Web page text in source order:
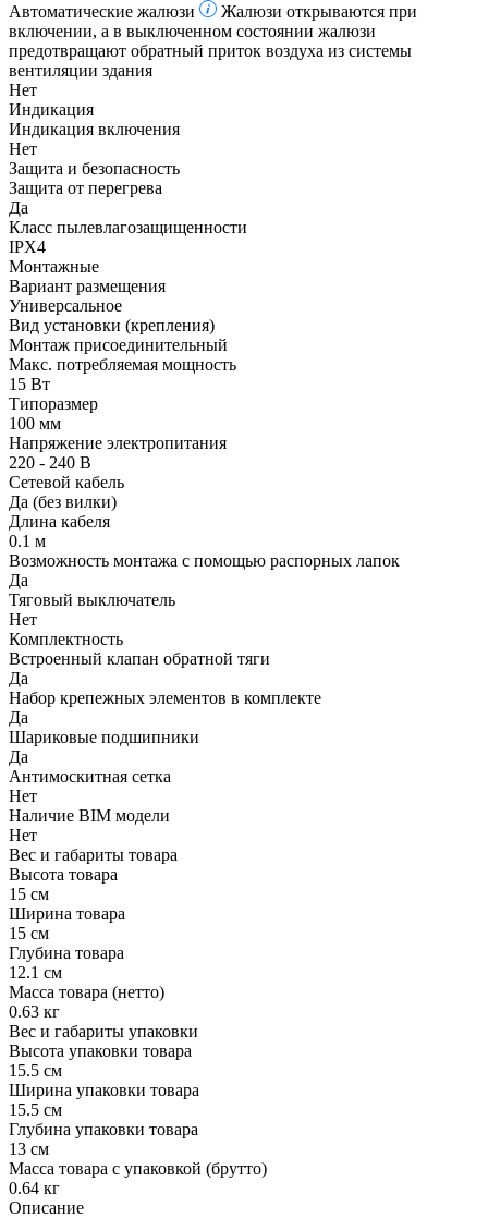
Автоматические жалюзи
Жалюзи открываются при
включении, а в выключенном состоянии жалюзи
предотвращают обратный приток воздуха из системы
вентиляции здания
Нет
Индикация
Индикация включения
Нет
Защита и безопасность
Защита от перегрева
Да
Класс пылевлагозащищенности
IPX4
Монтажные
Вариант размещения
Универсальное
Вид установки (крепления)
Монтаж присоединительный
Макс. потребляемая мощность
15 Вт
Типоразмер
100 мм
Напряжение электропитания
220 - 240 В
Сетевой кабель
Да (без вилки)
Длина кабеля
0.1 м
Возможность монтажа с помощью распорных лапок
Да
Тяговый выключатель
Нет
Комплектность
Встроенный клапан обратной тяги
Да
Набор крепежных элементов в комплекте
Да
Шариковые подшипники
Да
Антимоскитная сетка
Нет
Наличие BIM модели
Нет
Вес и габариты товара
Высота товара
15 см
Ширина товара
15 см
Глубина товара
12.1 см
Масса товара (нетто)
0.63 кг
Вес и габариты упаковки
Высота упаковки товара
15.5 см
Ширина упаковки товара
15.5 см
Глубина упаковки товара
13 см
Масса товара с упаковкой (брутто)
0.64 кг
Описание